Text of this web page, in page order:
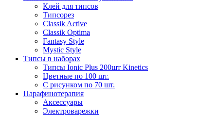
Клей для типсов
Типсорез
Classik Active
Classik Optima
Fantasy Style
Mystic Style
Типсы в наборах
Типсы Ionic Plus 200шт Kinetics
Цветные по 100 шт.
С рисунком по 70 шт.
Парафинотерапия
Аксессуары
Электроварежки